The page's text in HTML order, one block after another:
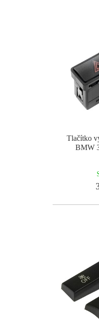
Tlačítko
BMW